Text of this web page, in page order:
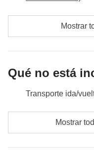
puesta de sol¡justo
acababa el mundo!
de cada participante.
Mostrar
Qué no está
Transporte ida/
comidas y
en la mochila :)
Mostrar